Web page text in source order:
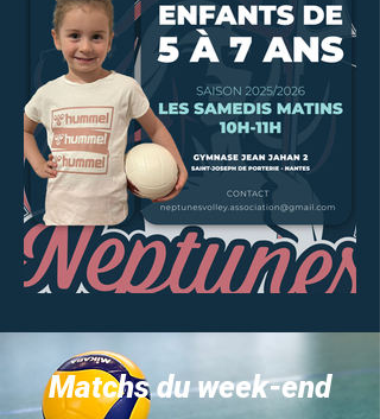
Matchs du week-end